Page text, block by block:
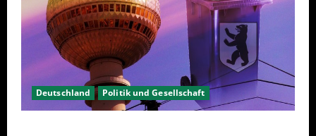
Deutschland Politik und Gesellschaft